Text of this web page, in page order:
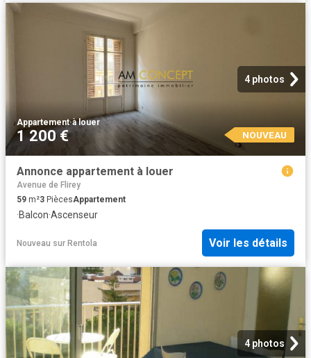
4 photos
Appartement·à louer
1 200 € NOUVEAU
Annonce appartement à louer
Avenue de Flirey
59 m²3 PiècesAppartement
·Balcon·Ascenseur
Nouveau sur Rentola Voir les détails
4 photos